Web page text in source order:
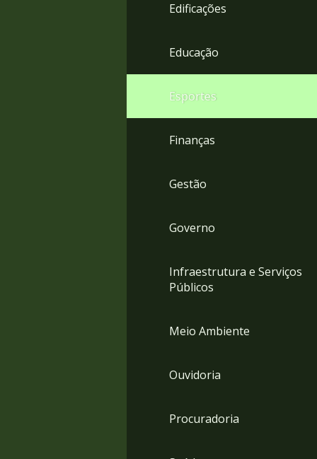
Edificações
Educação
Esportes
Finanças
Gestão
Governo
Infraestrutura e Serviços
Públicos
Meio Ambiente
Ouvidoria
Procuradoria